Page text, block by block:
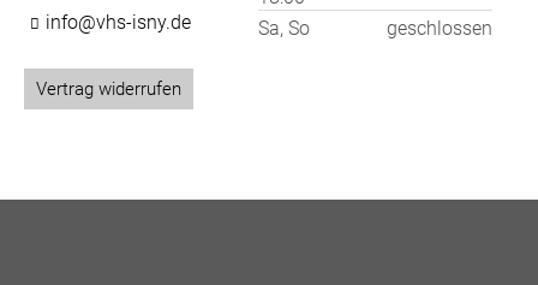
info@vhs-isny.de
Vertrag widerrufen
Sa, So
geschlossen